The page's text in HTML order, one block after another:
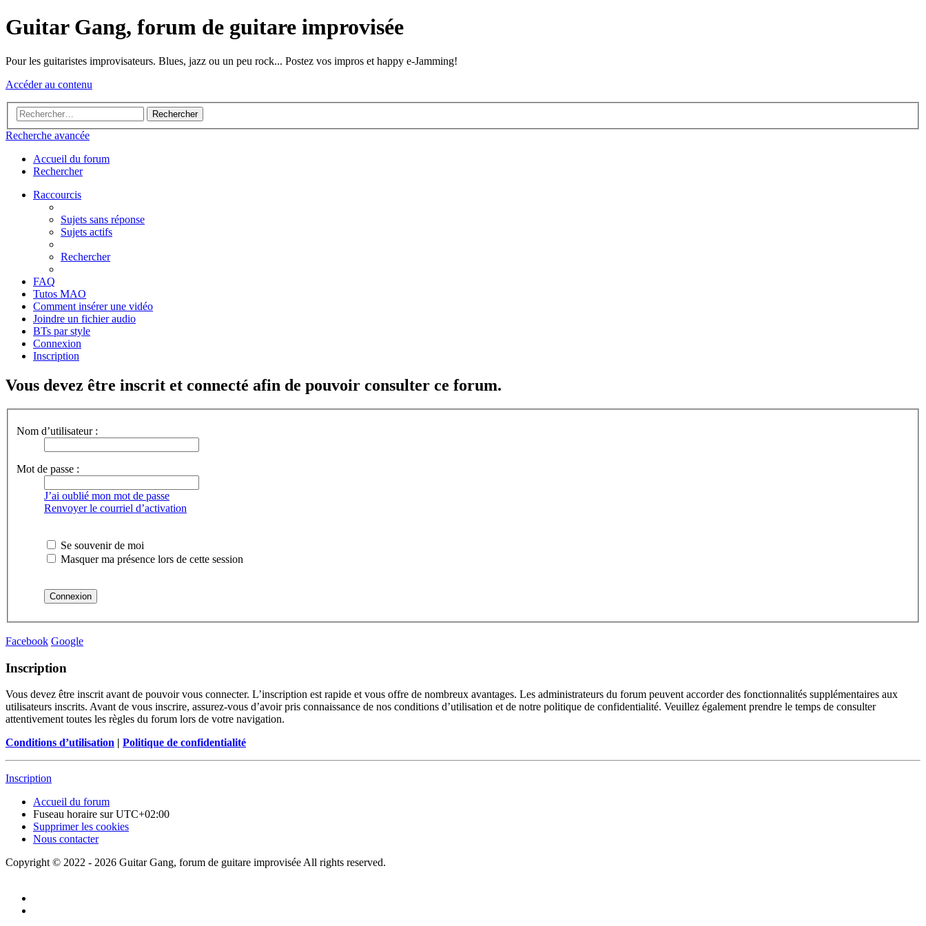
Guitar Gang, forum de guitare improvisée
Pour les guitaristes improvisateurs. Blues, jazz ou un peu rock... Postez vos impros et happy e-Jamming!
Accéder au contenu
Rechercher
Recherche avancée
Accueil du forum
Rechercher
Raccourcis
Sujets sans réponse
Sujets actifs
Rechercher
FAQ
Tutos MAO
Comment insérer une vidéo
Joindre un fichier audio
BTs par style
Connexion
Inscription
Vous devez être inscrit et connecté afin de pouvoir consulter ce forum.
Nom d’utilisateur :
Mot de passe :
J’ai oublié mon mot de passe
Renvoyer le courriel d’activation
Se souvenir de moi
Masquer ma présence lors de cette session
Facebook Google
Inscription
Vous devez être inscrit avant de pouvoir vous connecter. L’inscription est rapide et vous offre de nombreux avantages. Les administrateurs du forum peuvent accorder des fonctionnalités supplémentaires aux
utilisateurs inscrits. Avant de vous inscrire, assurez-vous d’avoir pris connaissance de nos conditions d’utilisation et de notre politique de confidentialité. Veuillez également prendre le temps de consulter
attentivement toutes les règles du forum lors de votre navigation.
Conditions d’utilisation | Politique de confidentialité
Inscription
Accueil du forum
Fuseau horaire surUTC+02:00
Supprimer les cookies
Nous contacter
Copyright © 2022 - 2026 Guitar Gang, forum de guitare improvisée All rights reserved.